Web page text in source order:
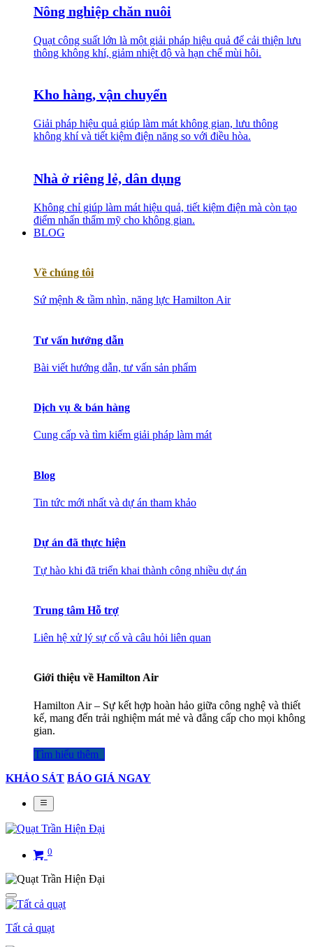
Nông nghiệp chăn nuôi
Quạt công suất lớn là một giải pháp hiệu quả để cải thiện lưu
thông không khí, giảm nhiệt độ và hạn chế mùi hôi.
Kho hàng, vận chuyển
Giải pháp hiệu quả giúp làm mát không gian, lưu thông
không khí và tiết kiệm điện năng so với điều hòa.
Nhà ở riêng lẻ, dân dụng
Không chỉ giúp làm mát hiệu quả, tiết kiệm điện mà còn tạo
điểm nhấn thẩm mỹ cho không gian.
BLOG
Về chúng tôi
Sứ mệnh & tầm nhìn, năng lực Hamilton Air
Tư vấn hướng dẫn
Bài viết hướng dẫn, tư vấn sản phẩm
Dịch vụ & bán hàng
Cung cấp và tìm kiếm giải pháp làm mát
Blog
Tin tức mới nhất và dự án tham khảo
Dự án đã thực hiện
Tự hào khi đã triển khai thành công nhiều dự án
Trung tâm Hỗ trợ
Liên hệ xử lý sự cố và câu hỏi liên quan
Giới thiệu về Hamilton Air
Hamilton Air – Sự kết hợp hoàn hảo giữa công nghệ và thiết
kế, mang đến trải nghiệm mát mẻ và đẳng cấp cho mọi không
gian.
Tìm hiểu thêm​​​​​​​​
KHẢO SÁT BÁO GIÁ NGAY
0
Tất cả quạt